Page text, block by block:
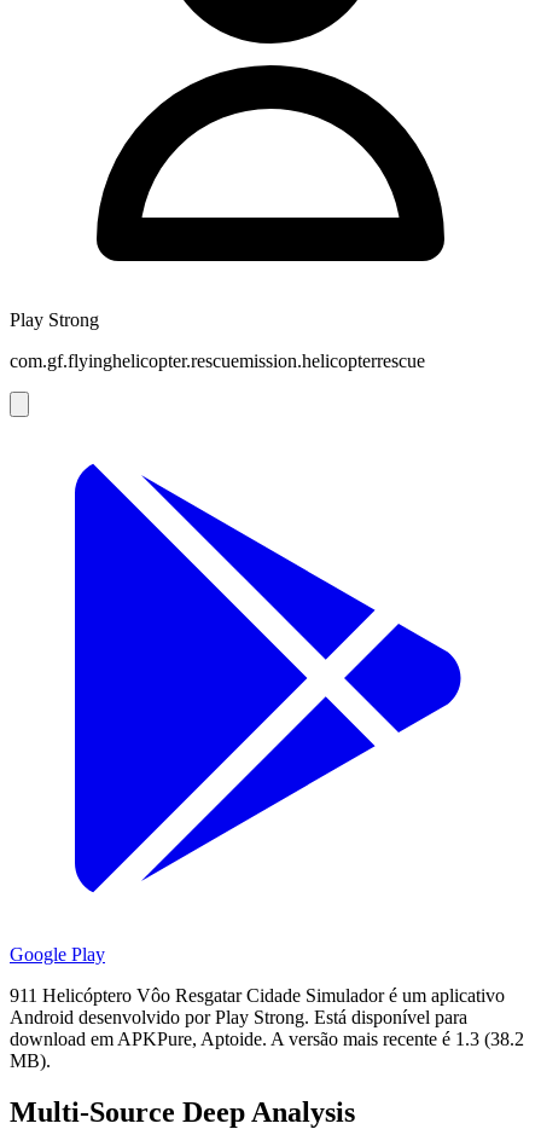
Play Strong
com.gf.flyinghelicopter.rescuemission.helicopterrescue
Google Play
911 Helicóptero Vôo Resgatar Cidade Simulador é um aplicativo
Android desenvolvido por Play Strong. Está disponível para
download em APKPure, Aptoide. A versão mais recente é 1.3 (38.2
MB).
Multi-Source Deep Analysis